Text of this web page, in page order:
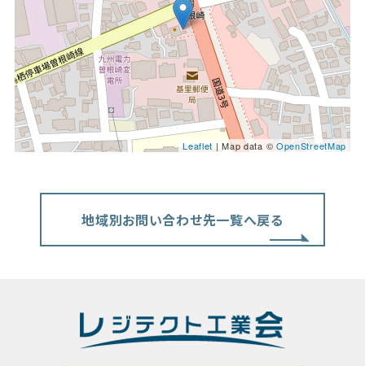
Leaflet | Map data © OpenStreetMap
地域別お問い合わせ先一覧へ戻る